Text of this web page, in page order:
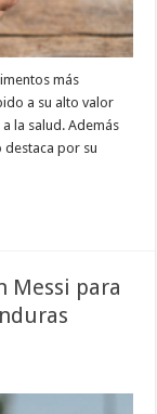
más
a su alto valor
la salud. Además
destaca por su
Messi para